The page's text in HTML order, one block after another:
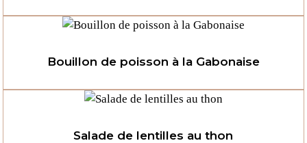
Bouillon de poisson à la Gabonaise
Salade de lentilles au thon